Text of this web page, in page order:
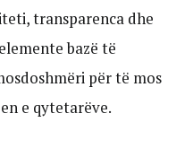
transparenca dhe
bazë të
për të mos
e qytetarëve.